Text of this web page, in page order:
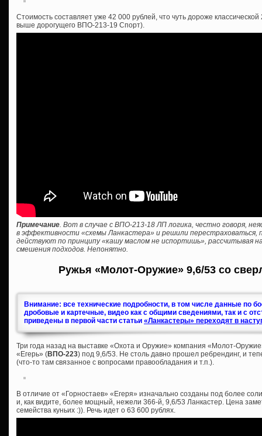
Стоимость составляет уже 42 000 рублей, что чуть дороже
выше дорогущего ВПО-213-19 Спорт).
Примечание. Вот в случае с ВПО-213-18 ЛП логика, честно говоря,
в эффективности «схемы Ланкастера» и решили перестраховаться,
действуют по принципу «кашу маслом не испортишь», рассчитывая
смешения подходов. Непонятно.
Ружья «Молот-Оружие» 9,6/53 со
Внимание: все технические подробности, в том числе данные по
дробовые и картечные, видео как с общими сведениями, так и с
приведены в первой части статьи «Ланкастеры» переходят в
Три года назад на выставке «Охота и Оружие» компания «Молот-
«Егерь» (ВПО-223) под 9,6/53. Не столь давно прошел ребрендинг, и
(что-то там связанное с вопросами правообладания и т.п.).
В отличие от «Горностаев» «Егеря» изначально созданы под более
и, как видите, более мощный, нежели 366-й, 9,6/53 Ланкастер. Цена
семейства куньих :)). Речь идет о 63 600 рублях.